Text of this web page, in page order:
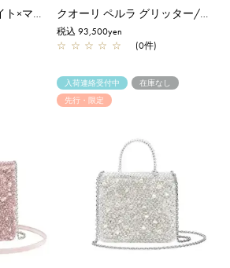
税込 93,500yen
☆ ☆ ☆ ☆ ☆ (0件)
入荷連絡受付中
在庫なし
先行・限定